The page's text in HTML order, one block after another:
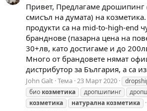
Привет, Предлагаме дрошипинг
смисъл на думата) на
продукти са на mid-to-high-end
бранднове (пазарна цена на
30+лв, като достигаме и до
Много от брандовете нямат
дистрибутор за България, а са
John Galt Тема 23 Март 2020
био козметика дропшипинг
козметика
натурална козметика